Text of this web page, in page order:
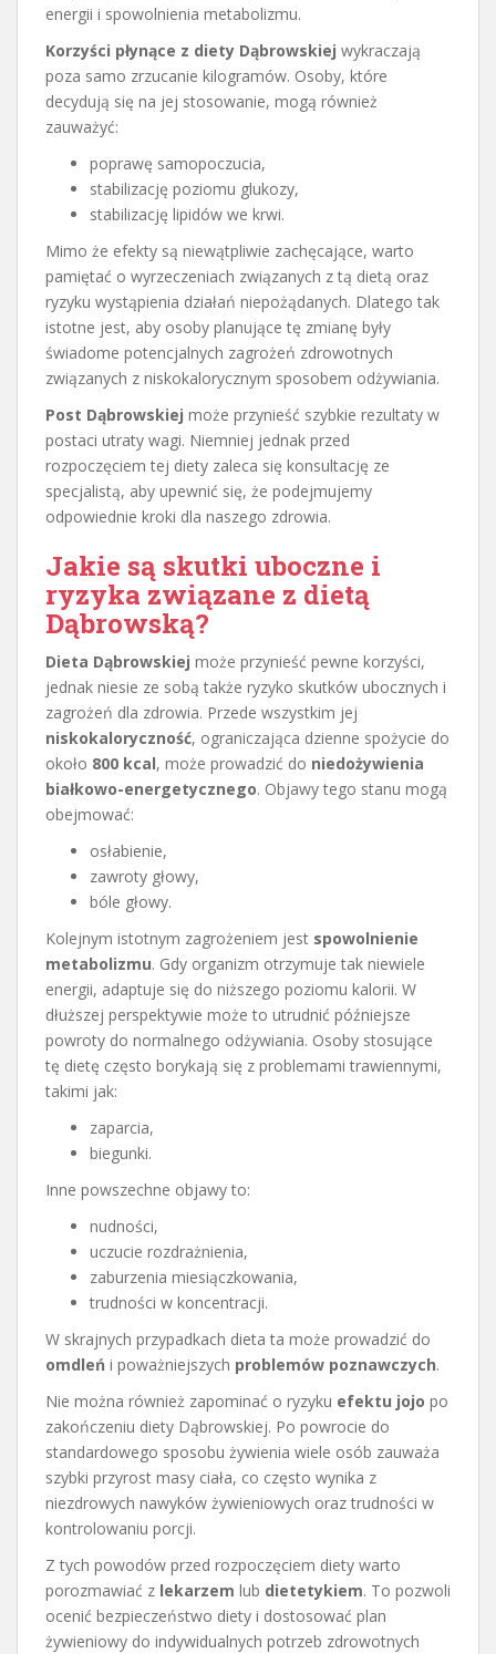
energii i spowolnienia metabolizmu.
Korzyści płynące z diety Dąbrowskiej wykraczają
poza samo zrzucanie kilogramów. Osoby, które
decydują się na jej stosowanie, mogą również
zauważyć:
poprawę samopoczucia,
stabilizację poziomu glukozy,
stabilizację lipidów we krwi.
Mimo że efekty są niewątpliwie zachęcające, warto
pamiętać o wyrzeczeniach związanych z tą dietą oraz
ryzyku wystąpienia działań niepożądanych. Dlatego tak
istotne jest, aby osoby planujące tę zmianę były
świadome potencjalnych zagrożeń zdrowotnych
związanych z niskokalorycznym sposobem odżywiania.
Post Dąbrowskiej może przynieść szybkie rezultaty w
postaci utraty wagi. Niemniej jednak przed
rozpoczęciem tej diety zaleca się konsultację ze
specjalistą, aby upewnić się, że podejmujemy
odpowiednie kroki dla naszego zdrowia.
Jakie są skutki uboczne i
ryzyka związane z dietą
Dąbrowską?
Dieta Dąbrowskiej może przynieść pewne korzyści,
jednak niesie ze sobą także ryzyko skutków ubocznych i
zagrożeń dla zdrowia. Przede wszystkim jej
niskokaloryczność, ograniczająca dzienne spożycie do
około 800 kcal, może prowadzić do niedożywienia
białkowo-energetycznego. Objawy tego stanu mogą
obejmować:
osłabienie,
zawroty głowy,
bóle głowy.
Kolejnym istotnym zagrożeniem jest spowolnienie
metabolizmu. Gdy organizm otrzymuje tak niewiele
energii, adaptuje się do niższego poziomu kalorii. W
dłuższej perspektywie może to utrudnić późniejsze
powroty do normalnego odżywiania. Osoby stosujące
tę dietę często borykają się z problemami trawiennymi,
takimi jak:
zaparcia,
biegunki.
Inne powszechne objawy to:
nudności,
uczucie rozdrażnienia,
zaburzenia miesiączkowania,
trudności w koncentracji.
W skrajnych przypadkach dieta ta może prowadzić do
omdleń i poważniejszych problemów poznawczych.
Nie można również zapominać o ryzyku efektu jojo po
zakończeniu diety Dąbrowskiej. Po powrocie do
standardowego sposobu żywienia wiele osób zauważa
szybki przyrost masy ciała, co często wynika z
niezdrowych nawyków żywieniowych oraz trudności w
kontrolowaniu porcji.
Z tych powodów przed rozpoczęciem diety warto
porozmawiać z lekarzem lub dietetykiem. To pozwoli
ocenić bezpieczeństwo diety i dostosować plan
żywieniowy do indywidualnych potrzeb zdrowotnych